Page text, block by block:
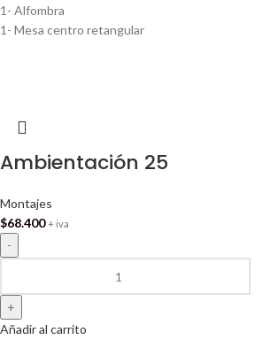
1- Alfombra
1- Mesa centro retangular
Ambientación 25
Montajes
$68.400 + iva
Añadir al carrito